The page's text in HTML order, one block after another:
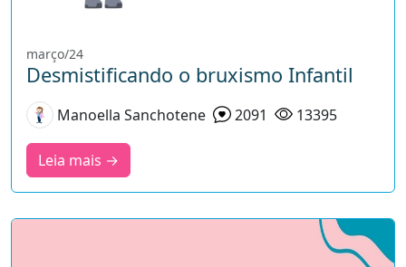
março/24
Desmistificando o bruxismo Infantil
Manoella Sanchotene 2091 13395
Leia mais →